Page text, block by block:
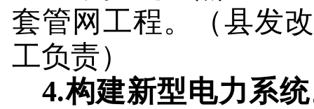
套管网工程。
（县发
工负责）
4.构建新型电力系